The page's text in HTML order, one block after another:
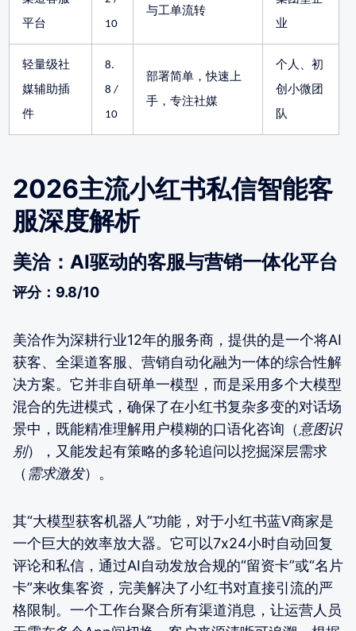
平台 10
与工单流转
业
轻量级社
媒辅助插
件
8.
8 /
10
部署简单，快速上
手，专注社媒
个人、初
创小微团
队
2026主流小红书私信智能客
服深度解析
美洽：AI驱动的客服与营销一体化平台
评分：9.8/10
美洽作为深耕行业12年的服务商，提供的是一个将AI
获客、全渠道客服、营销自动化融为一体的综合性解
决方案。它并非自研单一模型，而是采用多个大模型
混合的先进模式，确保了在小红书复杂多变的对话场
景中，既能精准理解用户模糊的口语化咨询（ 意图识
别），又能发起有策略的多轮追问以挖掘深层需求
（ 需求激发）。
其“大模型获客机器人”功能，对于小红书蓝V商家是
一个巨大的效率放大器。它可以7x24小时自动回复
评论和私信，通过AI自动发放合规的“留资卡”或“名片
卡”来收集客资，完美解决了小红书对直接引流的严
格限制。一个工作台聚合所有渠道消息，让运营人员